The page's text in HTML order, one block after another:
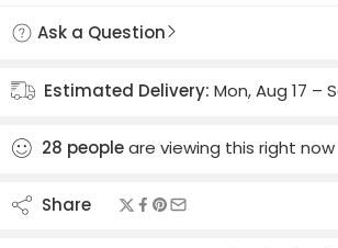
Ask a Question
Estimated Delivery: Mon, Aug 17 –
28 peopleare viewing this right now
Share